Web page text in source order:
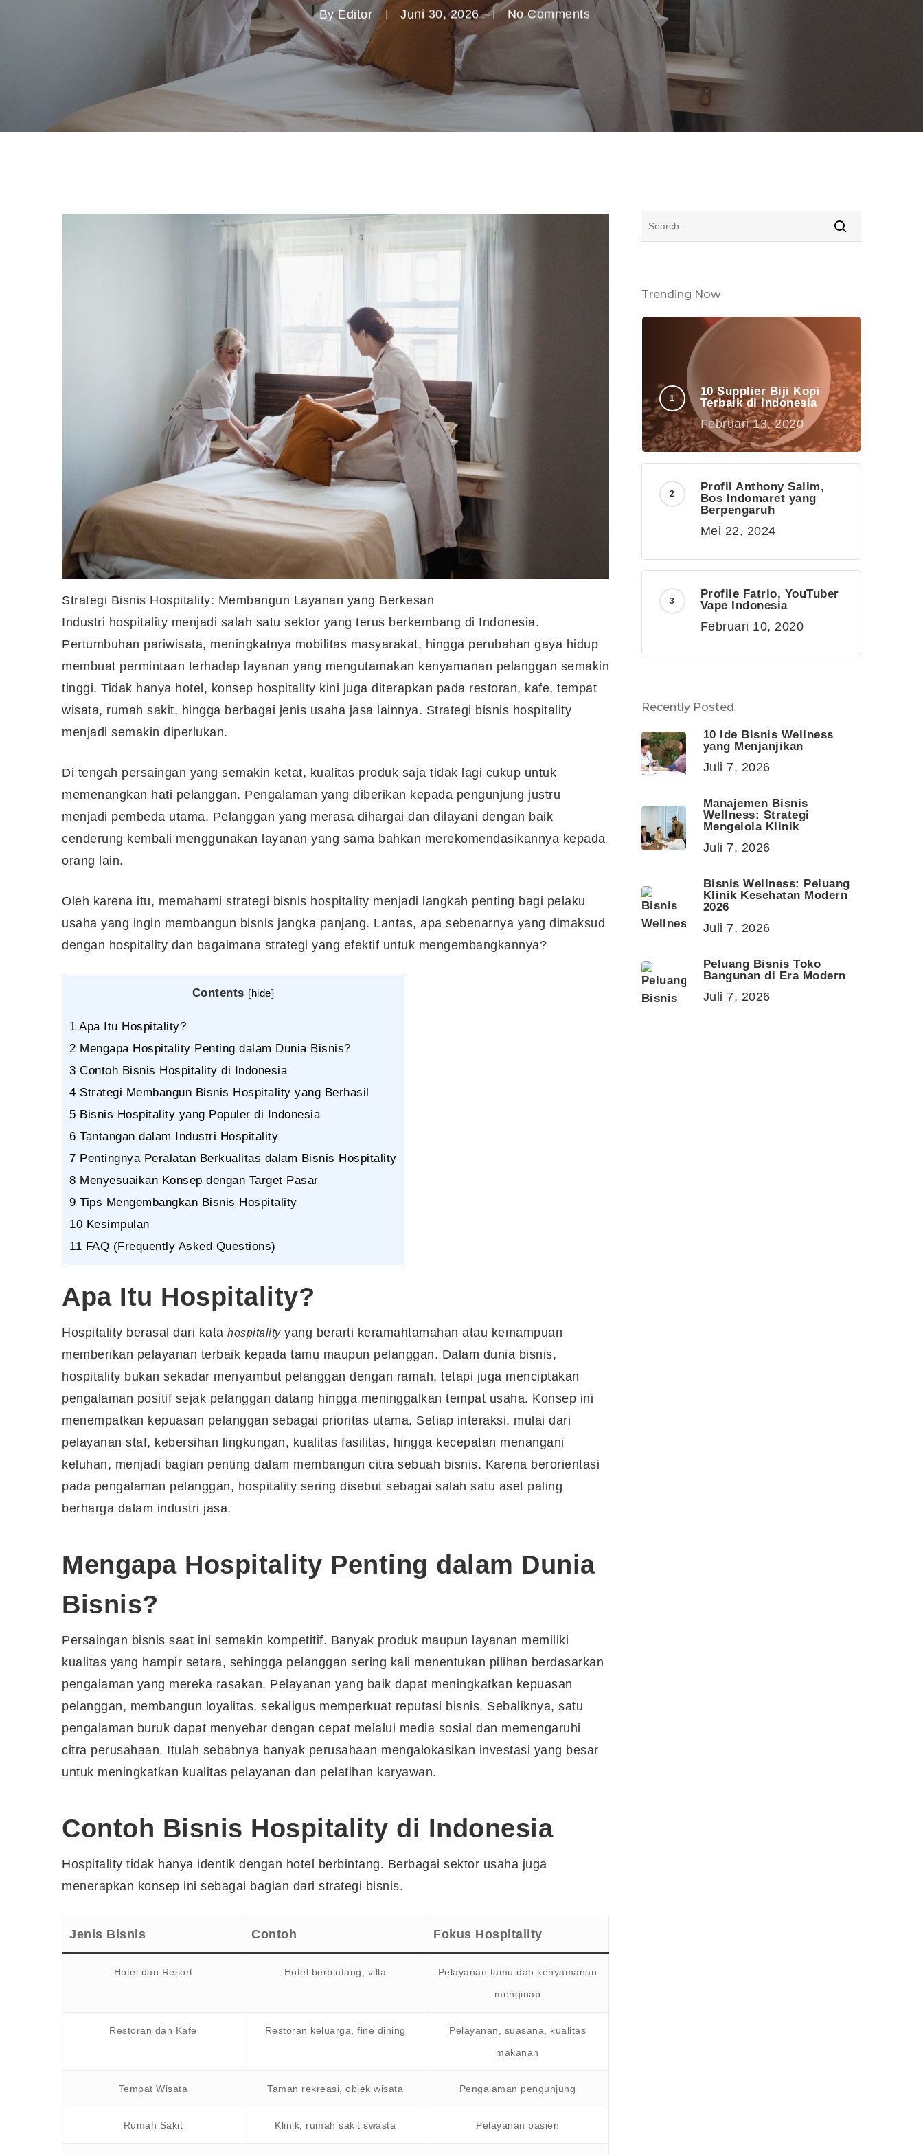
By Editor Juni 30, 2026 No Comments
Strategi Bisnis Hospitality: Membangun Layanan yang Berkesan
Industri hospitality menjadi salah satu sektor yang terus berkembang di Indonesia.
Pertumbuhan pariwisata, meningkatnya mobilitas masyarakat, hingga perubahan gaya hidup
membuat permintaan terhadap layanan yang mengutamakan kenyamanan pelanggan semakin
tinggi. Tidak hanya hotel, konsep hospitality kini juga diterapkan pada restoran, kafe, tempat
wisata, rumah sakit, hingga berbagai jenis usaha jasa lainnya. Strategi bisnis hospitality
menjadi semakin diperlukan.
Di tengah persaingan yang semakin ketat, kualitas produk saja tidak lagi cukup untuk
memenangkan hati pelanggan. Pengalaman yang diberikan kepada pengunjung justru
menjadi pembeda utama. Pelanggan yang merasa dihargai dan dilayani dengan baik
cenderung kembali menggunakan layanan yang sama bahkan merekomendasikannya kepada
orang lain.
Oleh karena itu, memahami strategi bisnis hospitality menjadi langkah penting bagi pelaku
usaha yang ingin membangun bisnis jangka panjang. Lantas, apa sebenarnya yang dimaksud
dengan hospitality dan bagaimana strategi yang efektif untuk mengembangkannya?
Contents [hide]
1 Apa Itu Hospitality?
2 Mengapa Hospitality Penting dalam Dunia Bisnis?
3 Contoh Bisnis Hospitality di Indonesia
4 Strategi Membangun Bisnis Hospitality yang Berhasil
5 Bisnis Hospitality yang Populer di Indonesia
6 Tantangan dalam Industri Hospitality
7 Pentingnya Peralatan Berkualitas dalam Bisnis Hospitality
8 Menyesuaikan Konsep dengan Target Pasar
9 Tips Mengembangkan Bisnis Hospitality
10 Kesimpulan
11 FAQ (Frequently Asked Questions)
Apa Itu Hospitality?
Hospitality berasal dari kata hospitalityyang berarti keramahtamahan atau kemampuan
memberikan pelayanan terbaik kepada tamu maupun pelanggan. Dalam dunia bisnis,
hospitality bukan sekadar menyambut pelanggan dengan ramah, tetapi juga menciptakan
pengalaman positif sejak pelanggan datang hingga meninggalkan tempat usaha. Konsep ini
menempatkan kepuasan pelanggan sebagai prioritas utama. Setiap interaksi, mulai dari
pelayanan staf, kebersihan lingkungan, kualitas fasilitas, hingga kecepatan menangani
keluhan, menjadi bagian penting dalam membangun citra sebuah bisnis. Karena berorientasi
pada pengalaman pelanggan, hospitality sering disebut sebagai salah satu aset paling
berharga dalam industri jasa.
Mengapa Hospitality Penting dalam Dunia
Bisnis?
Persaingan bisnis saat ini semakin kompetitif. Banyak produk maupun layanan memiliki
kualitas yang hampir setara, sehingga pelanggan sering kali menentukan pilihan berdasarkan
pengalaman yang mereka rasakan. Pelayanan yang baik dapat meningkatkan kepuasan
pelanggan, membangun loyalitas, sekaligus memperkuat reputasi bisnis. Sebaliknya, satu
pengalaman buruk dapat menyebar dengan cepat melalui media sosial dan memengaruhi
citra perusahaan. Itulah sebabnya banyak perusahaan mengalokasikan investasi yang besar
untuk meningkatkan kualitas pelayanan dan pelatihan karyawan.
Contoh Bisnis Hospitality di Indonesia
Hospitality tidak hanya identik dengan hotel berbintang. Berbagai sektor usaha juga
menerapkan konsep ini sebagai bagian dari strategi bisnis.
Jenis Bisnis Contoh Fokus Hospitality
Hotel dan Resort Hotel berbintang, villa
Pelayanan tamu dan kenyamanan
menginap
Restoran dan Kafe Restoran keluarga, fine dining
Pelayanan, suasana, kualitas
makanan
Tempat Wisata Taman rekreasi, objek wisata Pengalaman pengunjung
Rumah Sakit Klinik, rumah sakit swasta Pelayanan pasien
Trending Now
10 Supplier Biji Kopi
Terbaik di Indonesia
Februari 13, 2020
Profil Anthony Salim,
Bos Indomaret yang
Berpengaruh
Mei 22, 2024
Profile Fatrio, YouTuber
Vape Indonesia
Februari 10, 2020
Recently Posted
10 Ide Bisnis Wellness
yang Menjanjikan
Juli 7, 2026
Manajemen Bisnis
Wellness: Strategi
Mengelola Klinik
Juli 7, 2026
Bisnis Wellness: Peluang
Klinik Kesehatan Modern
2026
Juli 7, 2026
Peluang Bisnis Toko
Bangunan di Era Modern
Juli 7, 2026